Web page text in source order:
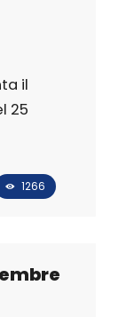
il
25
1266